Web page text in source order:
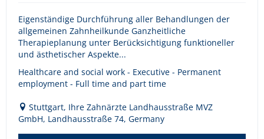
Eigenständige Durchführung aller Behandlungen der
allgemeinen Zahnheilkunde Ganzheitliche
Therapieplanung unter Berücksichtigung funktioneller
und ästhetischer Aspekte...
Healthcare and social work - Executive - Permanent
employment - Full time and part time
Stuttgart, Ihre Zahnärzte Landhausstraße MVZ
GmbH, Landhausstraße 74, Germany